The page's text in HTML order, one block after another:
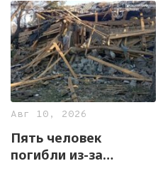
Авг 10, 2026
Пять человек
погибли из-за